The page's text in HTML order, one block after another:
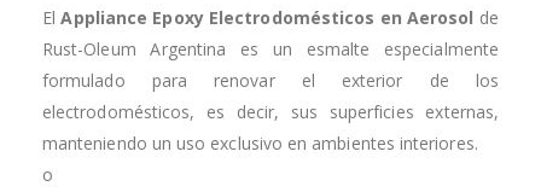
ElAppliance Epoxy Electrodomésticos en Aerosol de
Rust-Oleum Argentina es un esmalte especialmente
formulado para renovar el exterior de los
electrodomésticos, es decir, sus superficies externas,
manteniendo un uso exclusivo en ambientes interiores.
o